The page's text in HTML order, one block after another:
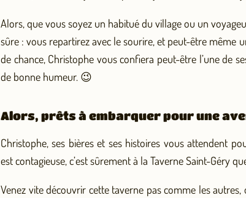
Alors, que vous soyez un habitué du village ou un
sûre : vous repartirez avec le sourire, et peut-être même
de chance, Christophe vous confiera peut-être l’une de
de bonne humeur. 😉
Alors, prêts à embarquer pour une
Christophe, ses bières et ses histoires vous attendent
est contagieuse, c’est sûrement à la Taverne Saint-Géry
Venez vite découvrir cette taverne pas comme les